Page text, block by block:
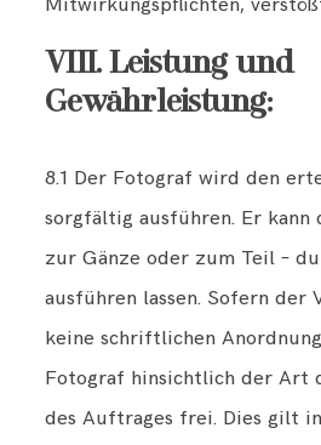
VIII. Leistung und
Gewährleistung:
8.1 Der Fotograf wird den
sorgfältig ausführen. Er kann
zur Gänze oder zum Teil –
ausführen lassen. Sofern der
keine schriftlichen
Fotograf hinsichtlich der Art
des Auftrages frei. Dies gilt